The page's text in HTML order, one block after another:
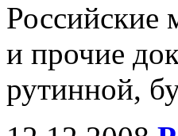
Российские
и прочие
рутинной,